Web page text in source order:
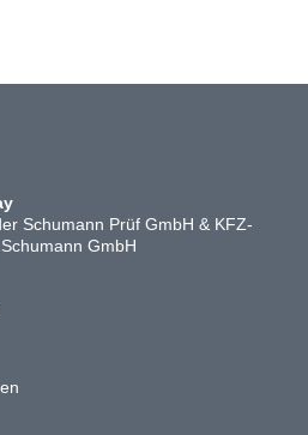
Schumann Prüf GmbH & KFZ-
GmbH